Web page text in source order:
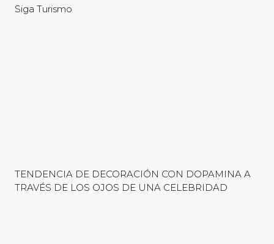
Siga Turismo
TENDENCIA DE DECORACIÓN CON DOPAMINA A
TRAVÉS DE LOS OJOS DE UNA CELEBRIDAD